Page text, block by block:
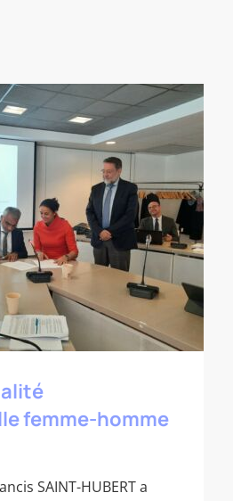
professionnelle
homme
femme-homme
SAINT-HUBERT a